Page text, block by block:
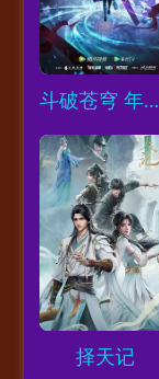
Loading... 斗破苍穹 年番2
Loading...择天记